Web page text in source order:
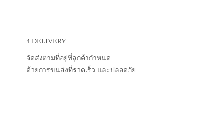
4.DELIVERY
จัดส่งตามที่อยู่ที่ลูกค้ากำหนด
ด้วยการขนส่งที่รวดเร็ว และปลอดภัย